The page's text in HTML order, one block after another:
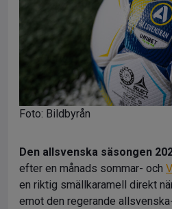
Foto: Bildbyrån
Den allsvenska säsongen
efter en månads sommar- och
en riktig smällkaramell direkt
emot den regerande